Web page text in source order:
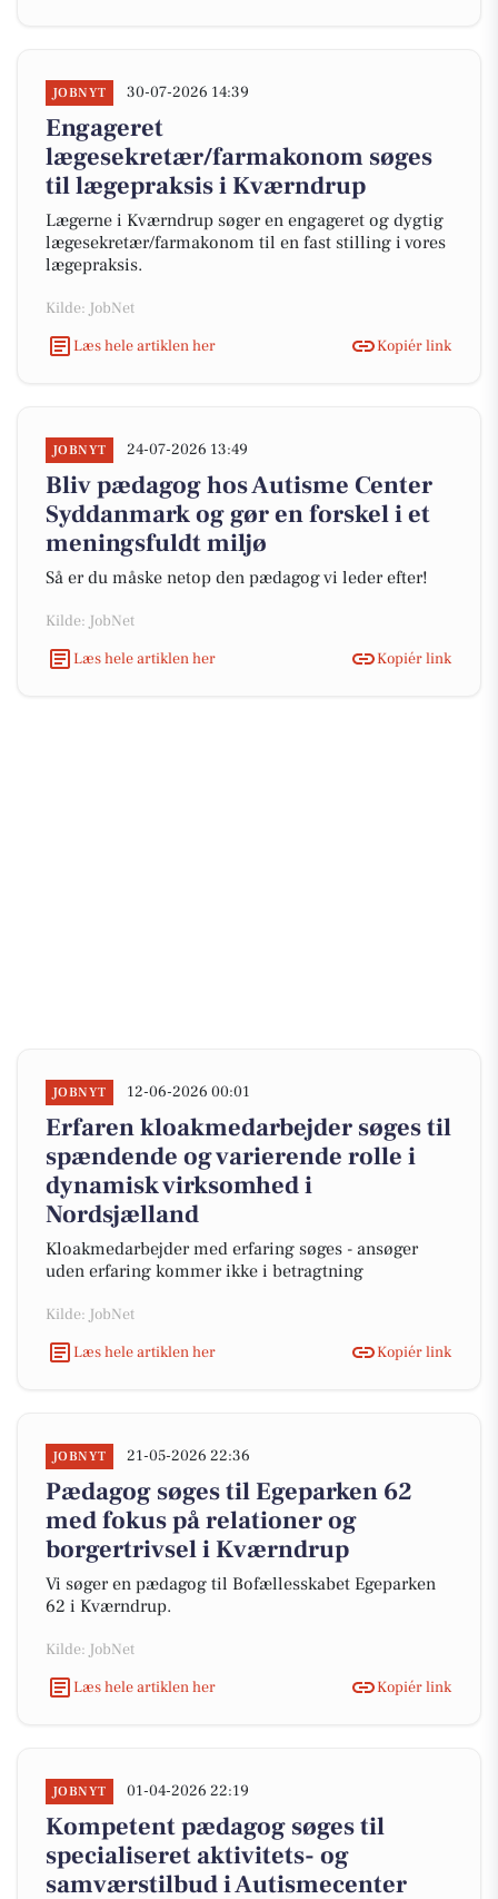
JOBNYT 30-07-2026 14:39
Engageret
lægesekretær/farmakonom søges
til lægepraksis i Kværndrup
Lægerne i Kværndrup søger en engageret og dygtig
lægesekretær/farmakonom til en fast stilling i vores
lægepraksis.
Kilde: JobNet
Læs hele artiklen her
Kopiér link
JOBNYT 24-07-2026 13:49
Bliv pædagog hos Autisme Center
Syddanmark og gør en forskel i et
meningsfuldt miljø
Så er du måske netop den pædagog vi leder efter!
Kilde: JobNet
Læs hele artiklen her
Kopiér link
JOBNYT 12-06-2026 00:01
Erfaren kloakmedarbejder søges til
spændende og varierende rolle i
dynamisk virksomhed i
Nordsjælland
Kloakmedarbejder med erfaring søges - ansøger
uden erfaring kommer ikke i betragtning
Kilde: JobNet
Læs hele artiklen her
Kopiér link
JOBNYT 21-05-2026 22:36
Pædagog søges til Egeparken 62
med fokus på relationer og
borgertrivsel i Kværndrup
Vi søger en pædagog til Bofællesskabet Egeparken
62 i Kværndrup.
Kilde: JobNet
Læs hele artiklen her
Kopiér link
JOBNYT 01-04-2026 22:19
Kompetent pædagog søges til
specialiseret aktivitets- og
samværstilbud i Autismecenter